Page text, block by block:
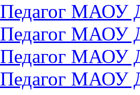
Педагог МАОУ
Педагог МАОУ
Педагог МАОУ
Педагог МАОУ